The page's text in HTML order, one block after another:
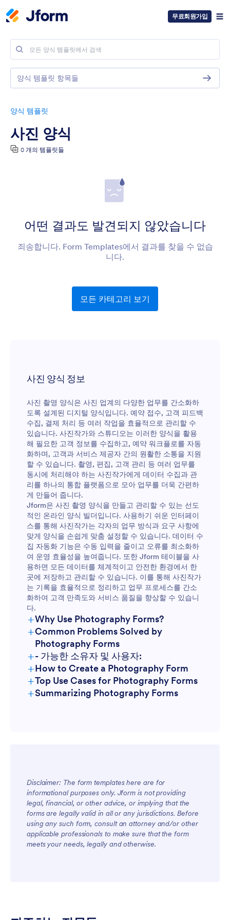
무료회원가입
양식 템플릿
사진 양식
0 개의 템플릿들
어떤 결과도 발견되지 않았습니다
죄송합니다. Form Templates에서 결과를 찾을 수 없습
니다.
모든 카테고리 보기
사진 양식 정보
사진 촬영 양식은 사진 업계의 다양한 업무를 간소화하
도록 설계된 디지털 양식입니다. 예약 접수, 고객 피드백
수집, 결제 처리 등 여러 작업을 효율적으로 관리할 수
있습니다. 사진작가와 스튜디오는 이러한 양식을 활용
해 필요한 고객 정보를 수집하고, 예약 워크플로를 자동
화하며, 고객과 서비스 제공자 간의 원활한 소통을 지원
할 수 있습니다. 촬영, 편집, 고객 관리 등 여러 업무를
동시에 처리해야 하는 사진작가에게 데이터 수집과 관
리를 하나의 통합 플랫폼으로 모아 업무를 더욱 간편하
게 만들어 줍니다.
Jform은 사진 촬영 양식을 만들고 관리할 수 있는 선도
적인 온라인 양식 빌더입니다. 사용하기 쉬운 인터페이
스를 통해 사진작가는 각자의 업무 방식과 요구 사항에
맞게 양식을 손쉽게 맞춤 설정할 수 있습니다. 데이터 수
집 자동화 기능은 수동 입력을 줄이고 오류를 최소화하
여 운영 효율성을 높여줍니다. 또한 Jform 테이블을 사
용하면 모든 데이터를 체계적이고 안전한 환경에서 한
곳에 저장하고 관리할 수 있습니다. 이를 통해 사진작가
는 기록을 효율적으로 정리하고 업무 프로세스를 간소
화하여 고객 만족도와 서비스 품질을 향상할 수 있습니
다.
+Why Use Photography Forms?
+Common Problems Solved by
Photography Forms
+- 가능한 소유자 및 사용자:
+How to Create a Photography Form
+Top Use Cases for Photography Forms
For Managers
For Teams
+Summarizing Photography Forms
Disclaimer: The form templates here are for
informational purposes only. Jform is not providing
legal, financial, or other advice, or implying that the
forms are legally valid in all or any jurisdictions. Before
using any such form, consult an attorney and/or other
applicable professionals to make sure that the form
meets your needs, legally and otherwise.
양식 템플릿 항목들